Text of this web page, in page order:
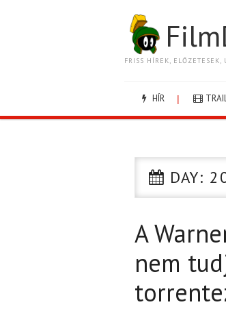
FRISS HÍREK, ELŐZETESEK,
HÍR
DAY:
A
nem